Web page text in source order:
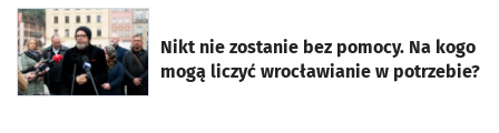
Nikt nie zostanie bez pomocy. Na kogo
mogą liczyć wrocławianie w potrzebie?
otworzy się w nowej karcie